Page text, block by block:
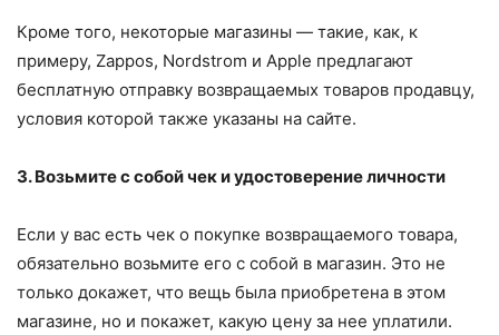
Кроме того, некоторые магазины — такие, как, к
примеру, Zappos, Nordstrom и Apple предлагают
бесплатную отправку возвращаемых товаров продавцу,
условия которой также указаны на сайте.
3. Возьмите с собой чек и удостоверение личности
Если у вас есть чек о покупке возвращаемого товара,
обязательно возьмите его с собой в магазин. Это не
только докажет, что вещь была приобретена в этом
магазине, но и покажет, какую цену за нее уплатили.